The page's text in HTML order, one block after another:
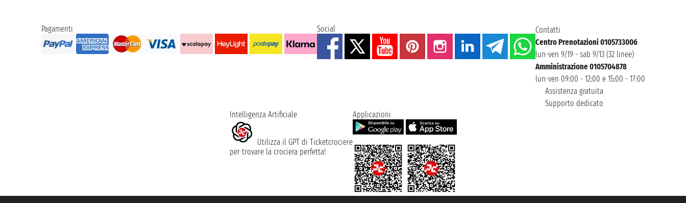
Pagamenti Social
Contatti
Centro Prenotazioni 0105733006
lun-ven 9/19 - sab 9/13 (32 linee)
Amministrazione 0105704878
lun-ven 09:00 - 12:00 e 15:00 - 17:00
Assistenza gratuita
Supporto dedicato
Intelligenza Artificiale
Utilizza il GPT di Ticketcrociere
per trovare la crociera perfetta!
Applicazioni